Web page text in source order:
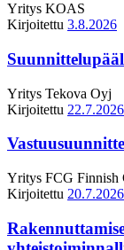
Yritys KOAS
Kirjoitettu 3.8.2026
Yritys Tekova Oyj
Kirjoitettu 22.7.2026
Yritys FCG Finnish
Kirjoitettu 20.7.2026